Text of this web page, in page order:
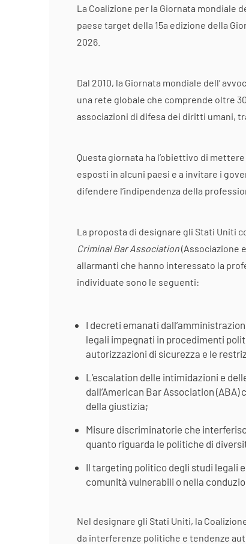
La Coalizione per la Giornata mondiale
paese target della 15a edizione della
2026.
Dal 2010, la Giornata mondiale dell’
una rete globale che comprende oltre
associazioni di difesa dei diritti umani, tra
Questa giornata ha l’obiettivo di
esposti in alcuni paesi e a invitare i
difendere l’indipendenza della
La proposta di designare gli Stati Uniti
Criminal Bar Association(Associazione
allarmanti che hanno interessato la
individuate sono le seguenti:
I decreti emanati
legali impegnati in procedimenti
autorizzazioni di sicurezza e le
L’escalation delle intimidazioni e
dall’American Bar Association
della giustizia;
Misure discriminatorie che
quanto riguarda le politiche di
Il targeting politico degli studi legali
comunità vulnerabili o nella
Nel designare gli Stati Uniti, la
da interferenze politiche e tendenze